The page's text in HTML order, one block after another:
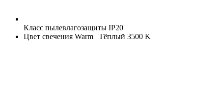
Класс пылевлагозащиты IP20
Цвет свечения Warm | Тёплый 3500 K